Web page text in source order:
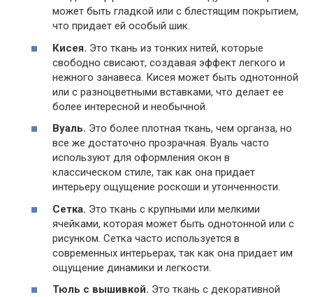
может быть гладкой или с блестящим покрытием,
что придает ей особый шик.
Кисея. Это ткань из тонких нитей, которые
свободно свисают, создавая эффект легкого и
нежного занавеса. Кисея может быть однотонной
или с разноцветными вставками, что делает ее
более интересной и необычной.
Вуаль. Это более плотная ткань, чем органза, но
все же достаточно прозрачная. Вуаль часто
используют для оформления окон в
классическом стиле, так как она придает
интерьеру ощущение роскоши и утонченности.
Сетка. Это ткань с крупными или мелкими
ячейками, которая может быть однотонной или с
рисунком. Сетка часто используется в
современных интерьерах, так как она придает им
ощущение динамики и легкости.
Тюль с вышивкой. Это ткань с декоративной